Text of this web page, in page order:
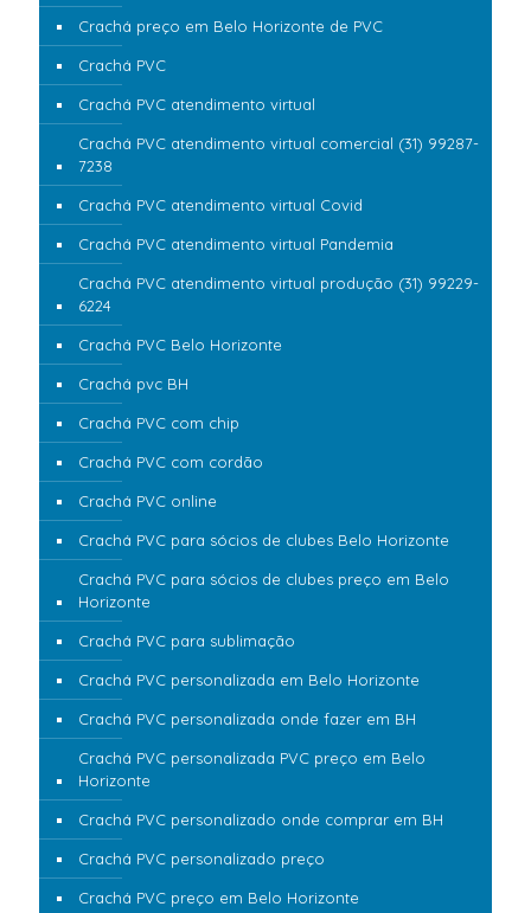
Crachá preço em Belo Horizonte de PVC
Crachá PVC
Crachá PVC atendimento virtual
Crachá PVC atendimento virtual comercial (31) 99287-
7238
Crachá PVC atendimento virtual Covid
Crachá PVC atendimento virtual Pandemia
Crachá PVC atendimento virtual produção (31) 99229-
6224
Crachá PVC Belo Horizonte
Crachá pvc BH
Crachá PVC com chip
Crachá PVC com cordão
Crachá PVC online
Crachá PVC para sócios de clubes Belo Horizonte
Crachá PVC para sócios de clubes preço em Belo
Horizonte
Crachá PVC para sublimação
Crachá PVC personalizada em Belo Horizonte
Crachá PVC personalizada onde fazer em BH
Crachá PVC personalizada PVC preço em Belo
Horizonte
Crachá PVC personalizado onde comprar em BH
Crachá PVC personalizado preço
Crachá PVC preço em Belo Horizonte